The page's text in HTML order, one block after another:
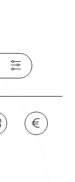
possède
et le fort